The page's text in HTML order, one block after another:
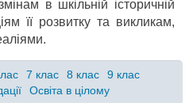
в шкільній історичній
її розвитку та викликам,
7 клас 8 клас
9 клас
Освіта в цілому